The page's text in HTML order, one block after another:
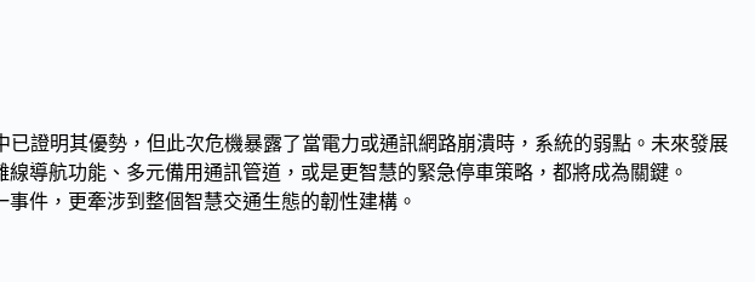
證明其優勢，但此次危機暴露了當電力或通訊網路崩潰時，系統的弱點。未來發展
導航功能、多元備用通訊管道，或是更智慧的緊急停車策略，都將成為關鍵。
件，更牽涉到整個智慧交通生態的韌性建構。